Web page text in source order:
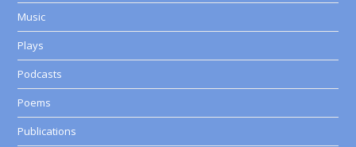
Music
Plays
Podcasts
Poems
Publications